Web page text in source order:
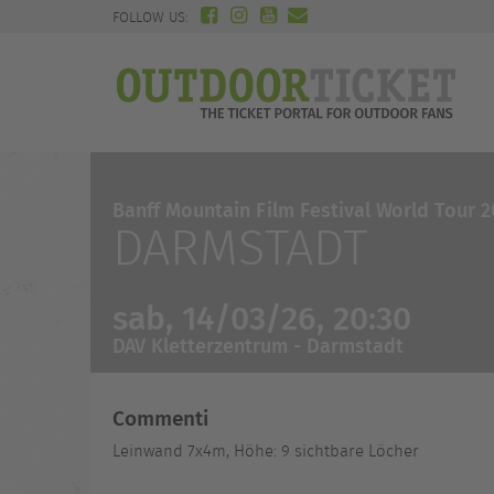
FOLLOW US:
Commenti
Leinwand 7x4m, Höhe: 9 sichtbare Löcher